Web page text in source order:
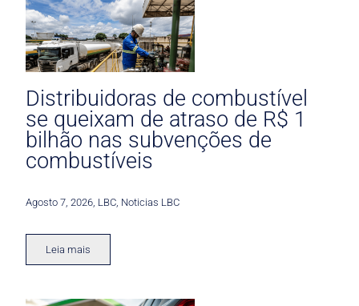
Distribuidoras de combustível
se queixam de atraso de R$ 1
bilhão nas subvenções de
combustíveis
Agosto 7, 2026 LBC Noticias LBC
Leia mais